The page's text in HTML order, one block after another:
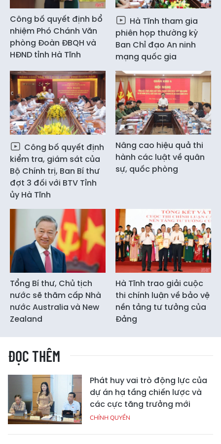
Công bố quyết định bổ
nhiệm Phó Chánh Văn
phòng Đoàn ĐBQH và
HĐND tỉnh Hà Tĩnh
Hà Tĩnh tham gia
phiên họp thường kỳ
Ban Chỉ đạo An ninh
mạng quốc gia
Công bố quyết định
kiểm tra, giám sát của
Bộ Chính trị, Ban Bí thư
đợt 3 đối với BTV Tỉnh
ủy Hà Tĩnh
Nâng cao hiệu quả thi
hành các luật về quân
sự, quốc phòng
Tổng Bí thư, Chủ tịch
nước sẽ thăm cấp Nhà
nước Australia và New
Zealand
Hà Tĩnh trao giải cuộc
thi chính luận về bảo vệ
nền tảng tư tưởng của
Đảng
ĐỌC THÊM
Phát huy vai trò động lực của
dự án hạ tầng chiến lược và
các cực tăng trưởng mới
CHÍNH QUYỀN